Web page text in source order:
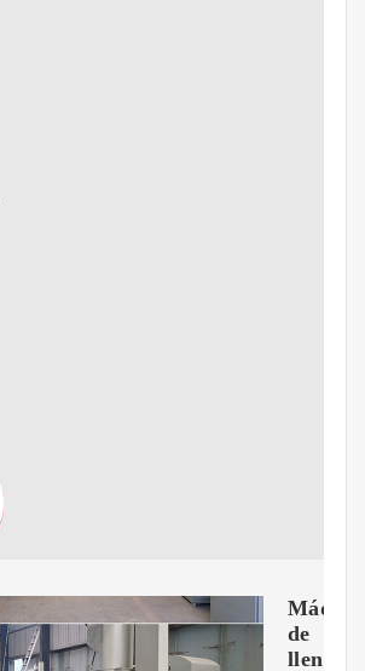
de
llenado